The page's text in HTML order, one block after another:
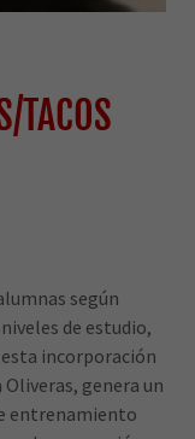
TACOS
según
de estudio,
incorporación
genera un
entrenamiento